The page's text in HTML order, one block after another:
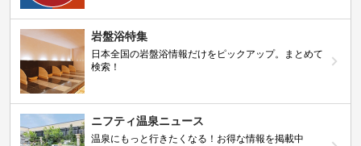
岩盤浴特集
日本全国の岩盤浴情報だけをピックアップ。まとめて
検索！
ニフティ温泉ニュース
温泉にもっと行きたくなる！お得な情報を掲載中